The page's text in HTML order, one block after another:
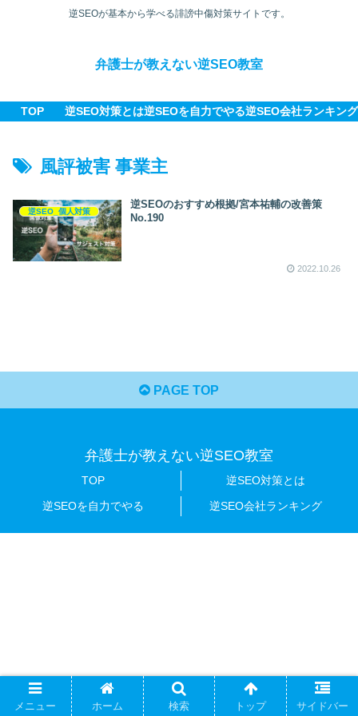
逆SEOが基本から学べる誹謗中傷対策サイトです。
弁護士が教えない逆SEO教室
TOP 逆SEO対策とは逆SEOを自力でやる逆SEO会社ランキング
風評被害 事業主
逆SEO_個人対策
逆SEOのおすすめ根拠/宮本祐輔の改善策
No.190
2022.10.26
PAGE TOP
弁護士が教えない逆SEO教室
TOP
逆SEO対策とは
逆SEOを自力でやる
逆SEO会社ランキング
メニュー ホーム 検索 トップ サイドバー